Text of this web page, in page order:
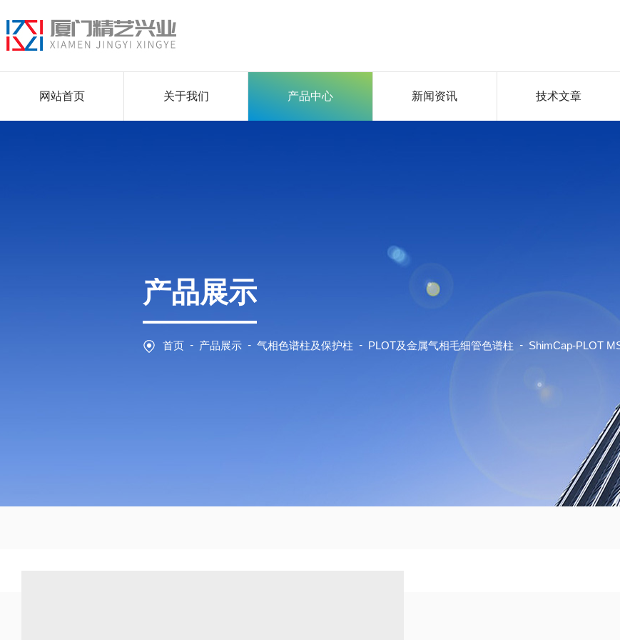
网站首页 关于我们 产品中心 新闻资讯 技术文章
产品展示
首页 - 产品展示 - 气相色谱柱及保护柱 - PLOT及金属气相毛细管色谱柱 - ShimCap-PLOT